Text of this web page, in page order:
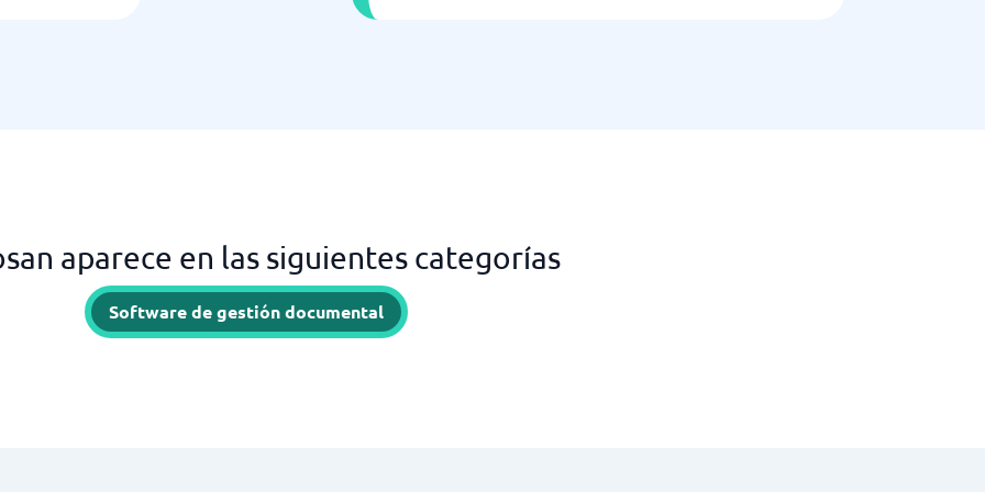
aparece en las siguientes categorías
Software de gestión documental